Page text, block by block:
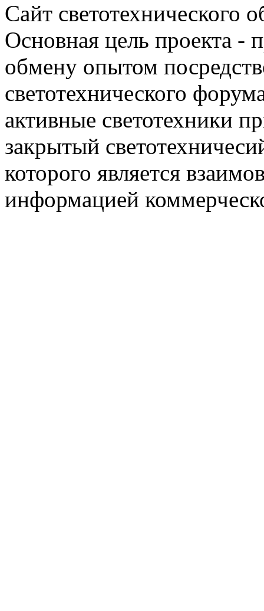
Сайт светотехнического
Основная цель проекта -
обмену опытом
светотехнического
активные светотехники
закрытый
которого является
информацией